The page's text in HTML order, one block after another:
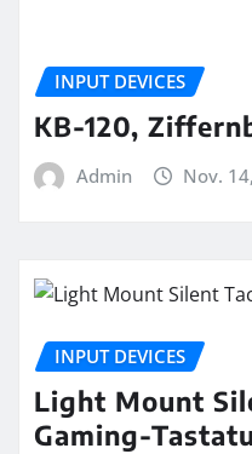
INPUT DEVICES
KB-120,
Admin Nov.
INPUT DEVICES
Light Mount
Gaming-